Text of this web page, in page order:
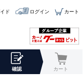
ド ログイン カート
確認 カート